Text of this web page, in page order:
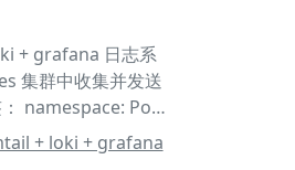
onboard # 交互式
# 配置 API
指令详解 (CLI) 想
须熟练掌握以下命
+ grafana 日志系
集群中收集并发送
namespace: Pod
称
称（从 Pod 的 app
+ loki + grafana